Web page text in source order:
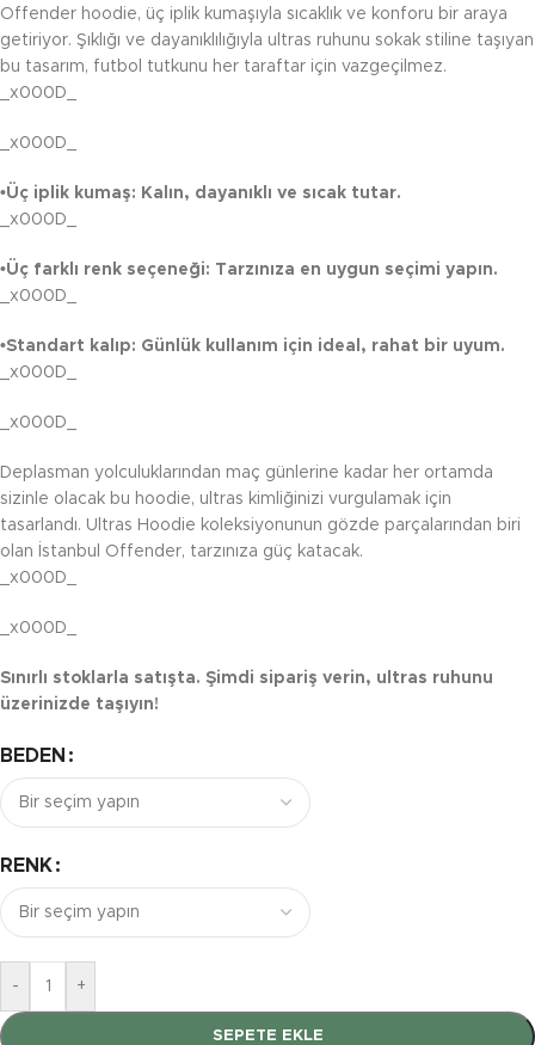
Offender hoodie, üç iplik kumaşıyla sıcaklık ve konforu bir araya
getiriyor. Şıklığı ve dayanıklılığıyla ultras ruhunu sokak stiline taşıyan
bu tasarım, futbol tutkunu her taraftar için vazgeçilmez.
_x000D_
_x000D_
•Üç iplik kumaş: Kalın, dayanıklı ve sıcak tutar.
_x000D_
•Üç farklı renk seçeneği: Tarzınıza en uygun seçimi yapın.
_x000D_
•Standart kalıp: Günlük kullanım için ideal, rahat bir uyum.
_x000D_
_x000D_
Deplasman yolculuklarından maç günlerine kadar her ortamda
sizinle olacak bu hoodie, ultras kimliğinizi vurgulamak için
tasarlandı. Ultras Hoodie koleksiyonunun gözde parçalarından biri
olan İstanbul Offender, tarzınıza güç katacak.
_x000D_
_x000D_
Sınırlı stoklarla satışta. Şimdi sipariş verin, ultras ruhunu
üzerinizde taşıyın!
BEDEN
RENK
- +
SEPETE EKLE